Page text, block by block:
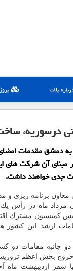
پلات
ساخت ۳۰هزار
به دمشق مقدمات
مبنای آن شركت های
جدی خواهند داشت.
معاون برنامه ریزی و
مرداد ماه در رأس
كمیسیون مشترك
ارشد این كشور
جانبه مقامات دو
خروج بخش اعظم
سفر اردیبهشت ماه